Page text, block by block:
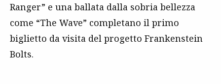
Ranger” e una ballata dalla sobria bellezza
come “The Wave” completano il primo
biglietto da visita del progetto Frankenstein
Bolts.